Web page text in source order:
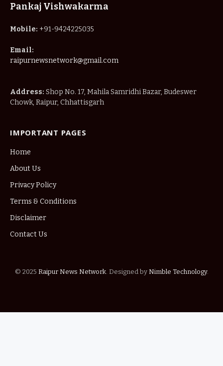
Pankaj Vishwakarma
Mobile: +91-9424225035
Email:
raipurnewsnetwork@gmail.com
Address: Shop No. 17, Mahila Samridhi Bazar, Budeswer
Chowk, Raipur, Chhattisgarh
IMPORTANT PAGES
Home
About Us
Privacy Policy
Terms & Conditions
Disclaimer
Contact Us
© 2025 Raipur News Network. Designed by Nimble Technology.